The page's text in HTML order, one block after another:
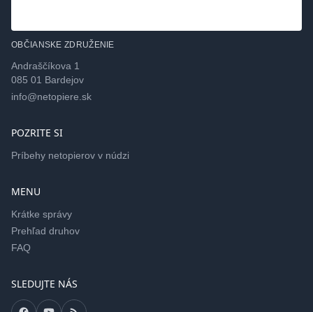
OBČIANSKE ZDRUŽENIE
Andraščíkova 1
085 01 Bardejov
info@netopiere.sk
POZRITE SI
Príbehy netopierov v núdzi
MENU
Krátke správy
Prehľad druhov
FAQ
SLEDUJTE NÁS